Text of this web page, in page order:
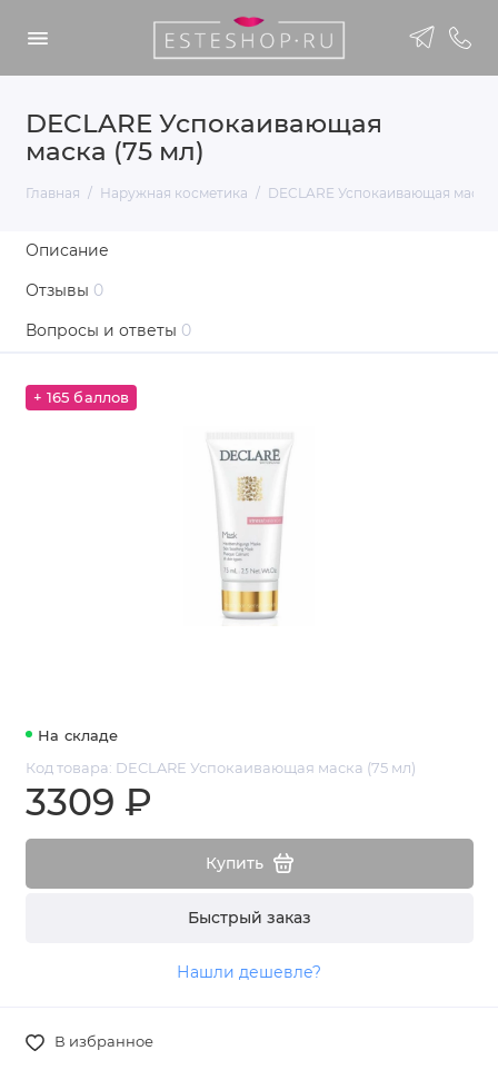
DECLARE Успокаивающая
маска (75 мл)
Главная Наружная косметика DECLARE Успокаивающая маска
Описание
Отзывы 0
Вопросы и ответы 0
+ 165 баллов
На складе
Код товара: DECLARE Успокаивающая маска (75 мл)
3309 ₽
Купить
Быстрый заказ
Нашли дешевле?
В избранное